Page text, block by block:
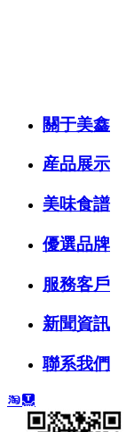
關于美鑫
産品展示
美味食譜
優選品牌
服務客戶
新聞資訊
聯系我們